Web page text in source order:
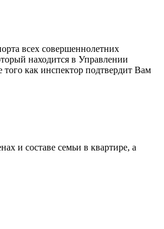
всех совершеннолетних
находится в Управлении
как инспектор подтвердит Вам
и составе семьи в квартире, а